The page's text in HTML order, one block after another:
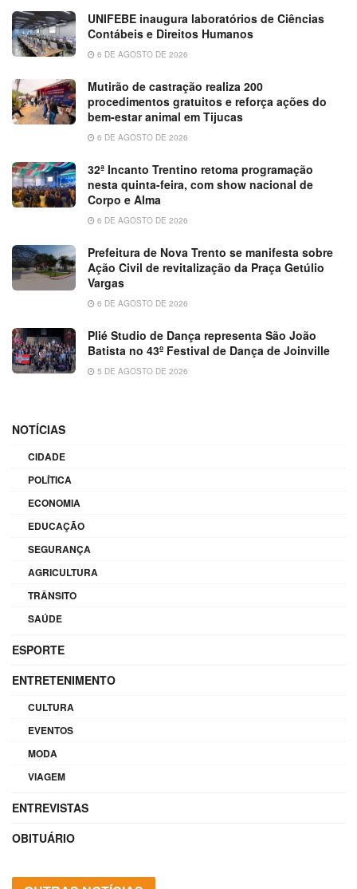
UNIFEBE inaugura laboratórios de Ciências
Contábeis e Direitos Humanos
6 DE AGOSTO DE 2026
Mutirão de castração realiza 200
procedimentos gratuitos e reforça ações do
bem-estar animal em Tijucas
6 DE AGOSTO DE 2026
32ª Incanto Trentino retoma programação
nesta quinta-feira, com show nacional de
Corpo e Alma
6 DE AGOSTO DE 2026
Prefeitura de Nova Trento se manifesta sobre
Ação Civil de revitalização da Praça Getúlio
Vargas
6 DE AGOSTO DE 2026
Plié Studio de Dança representa São João
Batista no 43º Festival de Dança de Joinville
5 DE AGOSTO DE 2026
NOTÍCIAS
CIDADE
POLÍTICA
ECONOMIA
EDUCAÇÃO
SEGURANÇA
AGRICULTURA
TRÂNSITO
SAÚDE
ESPORTE
ENTRETENIMENTO
CULTURA
EVENTOS
MODA
VIAGEM
ENTREVISTAS
OBITUÁRIO